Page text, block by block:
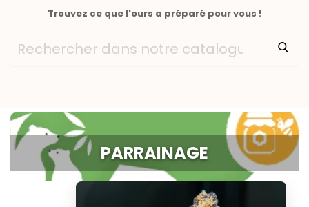
Trouvez ce que l'ours a préparé pour vous !
PARRAINAGE